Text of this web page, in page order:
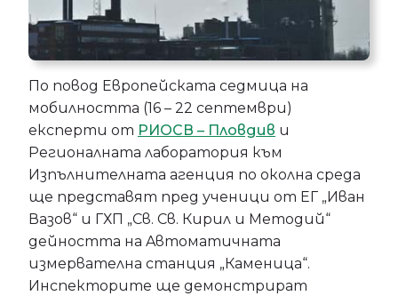
По повод Европейската седмица на
мобилността (16 – 22 септември)
експерти от РИОСВ – Пловдив и
Регионалната лаборатория към
Изпълнителната агенция по околна среда
ще представят пред ученици от ЕГ „Иван
Вазов“ и ГХП „Св. Св. Кирил и Методий“
дейността на Aвтоматичната
измервателна станция „Каменица“.
Инспекторите ще демонстрират